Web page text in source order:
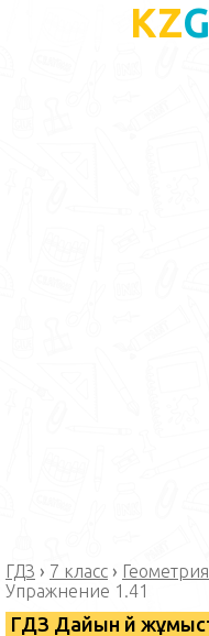
KZ
ГДЗ › 7 класс ›
Упражнение 1.41
ГДЗ Дайын үй